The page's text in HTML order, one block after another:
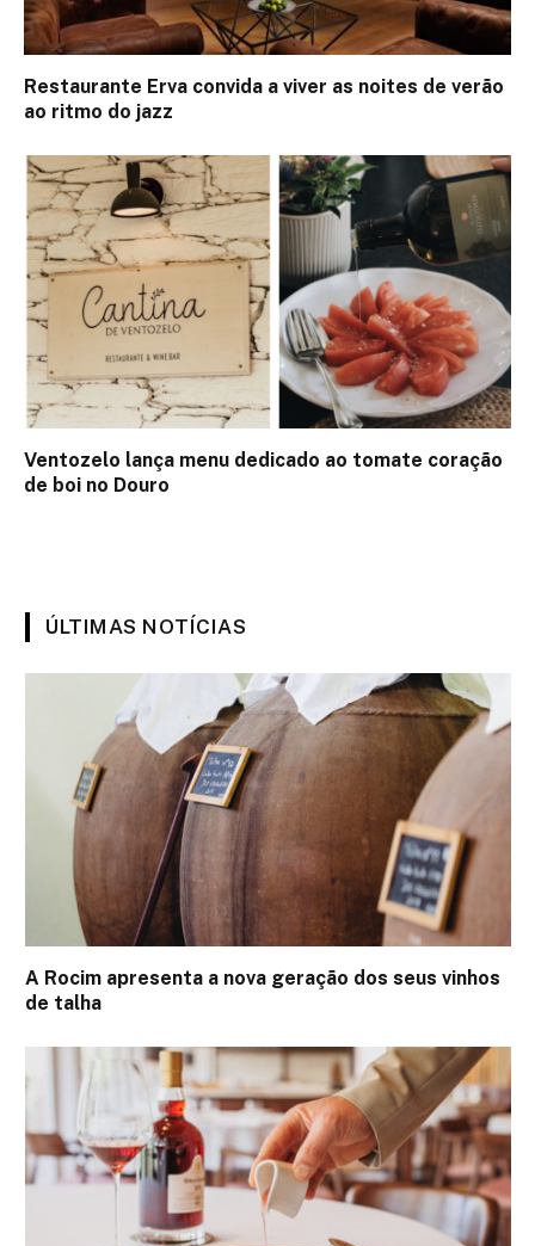
Restaurante Erva convida a viver as noites de verão
ao ritmo do jazz
Ventozelo lança menu dedicado ao tomate coração
de boi no Douro
ÚLTIMAS NOTÍCIAS
A Rocim apresenta a nova geração dos seus vinhos
de talha